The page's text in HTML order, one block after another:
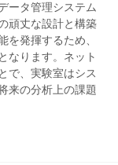
ータ管理システム
頑丈な設計と構築
発揮するため、
なります。ネット
で、実験室はシス
来の分析上の課題